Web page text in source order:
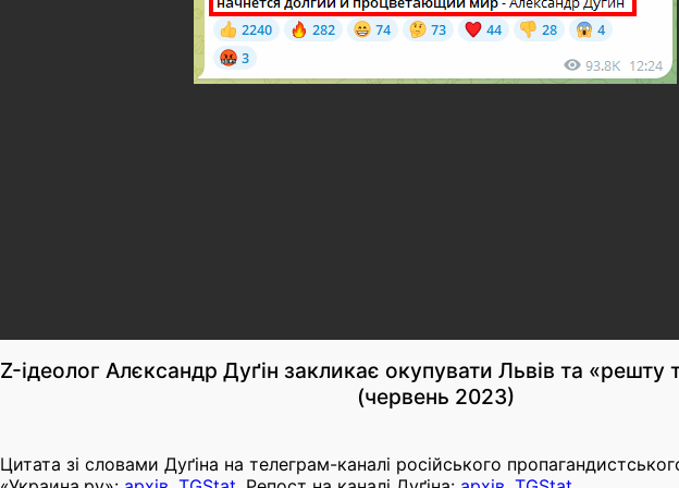
Z-ідеолог Алєксандр Дуґін закликає окупувати Львів та «решту
(червень 2023)
Цитата зі словами Дуґіна на телеграм-каналі російського